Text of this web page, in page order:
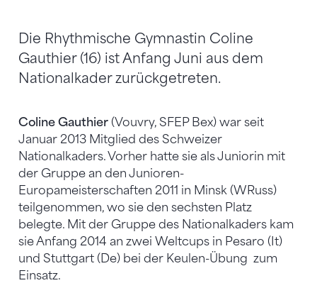
Die Rhythmische Gymnastin Coline
Gauthier (16) ist Anfang Juni aus dem
Nationalkader zurückgetreten.
Coline Gauthier (Vouvry, SFEP Bex) war seit
Januar 2013 Mitglied des Schweizer
Nationalkaders. Vorher hatte sie als Juniorin mit
der Gruppe an den Junioren-
Europameisterschaften 2011 in Minsk (WRuss)
teilgenommen, wo sie den sechsten Platz
belegte. Mit der Gruppe des Nationalkaders kam
sie Anfang 2014 an zwei Weltcups in Pesaro (It)
und Stuttgart (De) bei der Keulen-Übung zum
Einsatz.